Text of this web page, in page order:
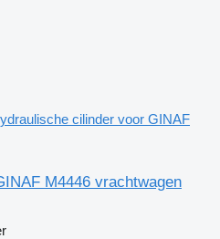
cilinder voor GINAF
M4446 vrachtwagen